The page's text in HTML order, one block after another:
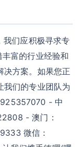
我们应积极寻求专
富的行业经验和
决方案。如果您正
我们的专业团队为
- 中
- 澳门：
微信：